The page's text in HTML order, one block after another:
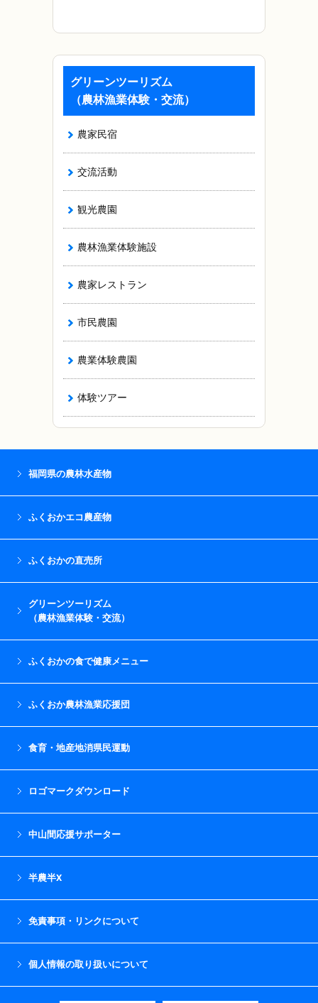
グリーンツーリズム
（農林漁業体験・交流）
農家民宿
交流活動
観光農園
農林漁業体験施設
農家レストラン
市民農園
農業体験農園
体験ツアー
福岡県の農林水産物
ふくおかエコ農産物
ふくおかの直売所
グリーンツーリズム
（農林漁業体験・交流）
ふくおかの食で健康メニュー
ふくおか農林漁業応援団
食育・地産地消県民運動
ロゴマークダウンロード
中山間応援サポーター
半農半X
免責事項・リンクについて
個人情報の取り扱いについて